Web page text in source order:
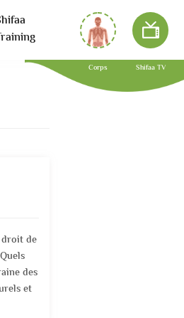
Corps Shifaa TV
droit de
des
et